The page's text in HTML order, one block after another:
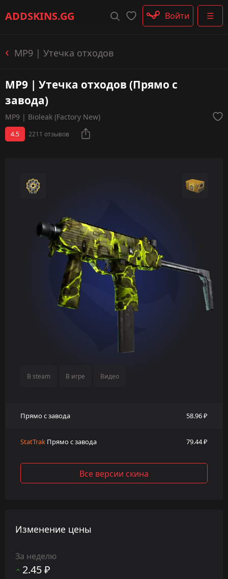
ADDSKINS.GG ☰
Пистолеты-пулемёты
Перчатки
Войти
MP9 | Утечка отходов
MP9 | Утечка отходов (Прямо с
завода)
MP9 | Bioleak (Factory New)
4.5 2211 отзывов
В steam В игре Видео
Прямо с завода 58.96 ₽
StatTrak Прямо с завода 79.44 ₽
Все версии скина
Изменение цены
За неделю
2.45 ₽